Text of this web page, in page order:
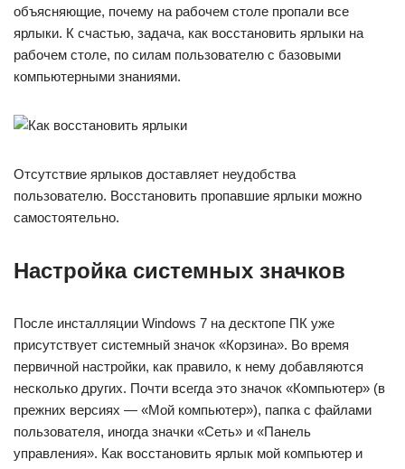
объясняющие, почему на рабочем столе пропали все
ярлыки. К счастью, задача, как восстановить ярлыки на
рабочем столе, по силам пользователю с базовыми
компьютерными знаниями.
Отсутствие ярлыков доставляет неудобства
пользователю. Восстановить пропавшие ярлыки можно
самостоятельно.
Настройка системных значков
После инсталляции Windows 7 на десктопе ПК уже
присутствует системный значок «Корзина». Во время
первичной настройки, как правило, к нему добавляются
несколько других. Почти всегда это значок «Компьютер» (в
прежних версиях — «Мой компьютер»), папка с файлами
пользователя, иногда значки «Сеть» и «Панель
управления». Как восстановить ярлык мой компьютер и